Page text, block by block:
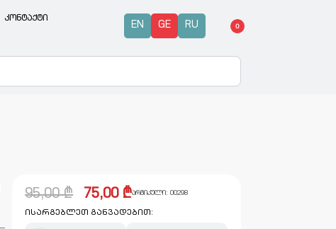
კონტაქტი
EN GE RU 0
95,00₾ 75,00 ₾არტიკული: 00298
ისარგებლეთ განვადებით: